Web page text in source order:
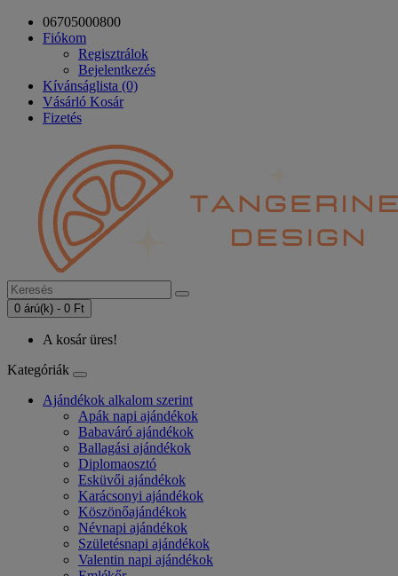
06705000800
Fiókom
Regisztrálok
Bejelentkezés
Kívánságlista (0)
Vásárló Kosár
Fizetés
0 árú(k) - 0 Ft
A kosár üres!
Kategóriák
Ajándékok alkalom szerint
Apák napi ajándékok
Babaváró ajándékok
Ballagási ajándékok
Diplomaosztó
Esküvői ajándékok
Karácsonyi ajándékok
Köszönőajándékok
Névnapi ajándékok
Születésnapi ajándékok
Valentin napi ajándékok